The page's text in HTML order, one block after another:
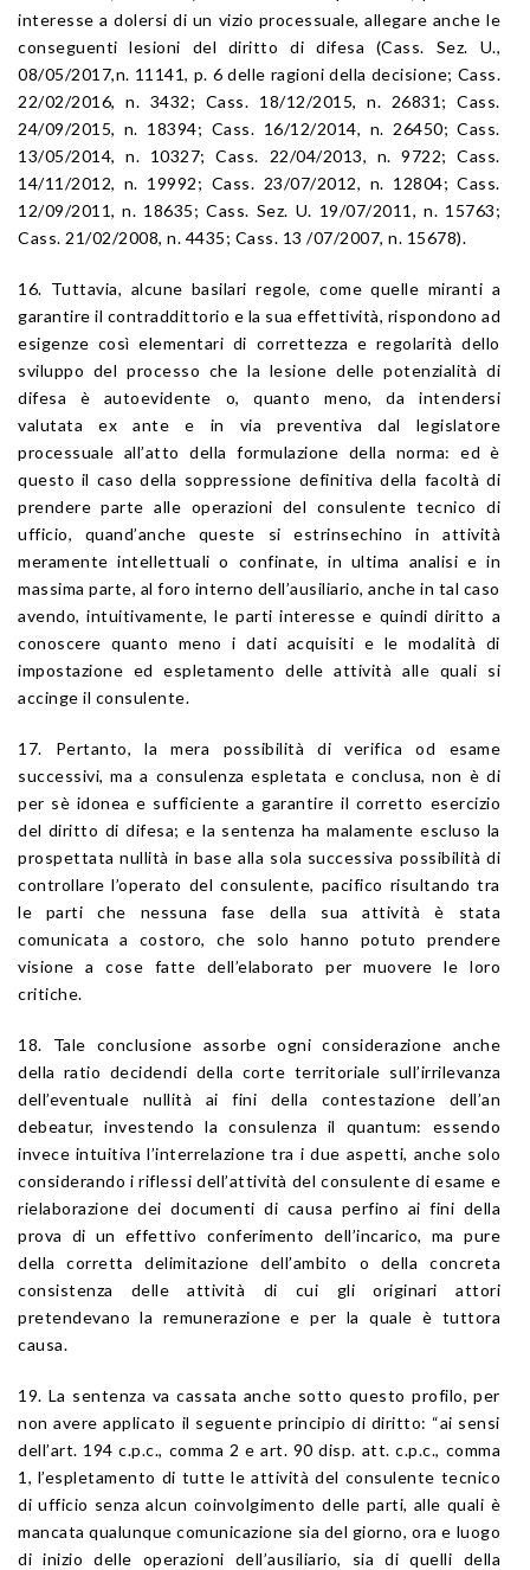
interesse a dolersi di un vizio processuale, allegare anche le
conseguenti lesioni del diritto di difesa (Cass. Sez. U.,
08/05/2017,n. 11141, p. 6 delle ragioni della decisione; Cass.
22/02/2016, n. 3432; Cass. 18/12/2015, n. 26831; Cass.
24/09/2015, n. 18394; Cass. 16/12/2014, n. 26450; Cass.
13/05/2014, n. 10327; Cass. 22/04/2013, n. 9722; Cass.
14/11/2012, n. 19992; Cass. 23/07/2012, n. 12804; Cass.
12/09/2011, n. 18635; Cass. Sez. U. 19/07/2011, n. 15763;
Cass. 21/02/2008, n. 4435; Cass. 13 /07/2007, n. 15678).
16. Tuttavia, alcune basilari regole, come quelle miranti a
garantire il contraddittorio e la sua effettività, rispondono ad
esigenze così elementari di correttezza e regolarità dello
sviluppo del processo che la lesione delle potenzialità di
difesa è autoevidente o, quanto meno, da intendersi
valutata ex ante e in via preventiva dal legislatore
processuale all’atto della formulazione della norma: ed è
questo il caso della soppressione definitiva della facoltà di
prendere parte alle operazioni del consulente tecnico di
ufficio, quand’anche queste si estrinsechino in attività
meramente intellettuali o confinate, in ultima analisi e in
massima parte, al foro interno dell’ausiliario, anche in tal caso
avendo, intuitivamente, le parti interesse e quindi diritto a
conoscere quanto meno i dati acquisiti e le modalità di
impostazione ed espletamento delle attività alle quali si
accinge il consulente.
17. Pertanto, la mera possibilità di verifica od esame
successivi, ma a consulenza espletata e conclusa, non è di
per sè idonea e sufficiente a garantire il corretto esercizio
del diritto di difesa; e la sentenza ha malamente escluso la
prospettata nullità in base alla sola successiva possibilità di
controllare l’operato del consulente, pacifico risultando tra
le parti che nessuna fase della sua attività è stata
comunicata a costoro, che solo hanno potuto prendere
visione a cose fatte dell’elaborato per muovere le loro
critiche.
18. Tale conclusione assorbe ogni considerazione anche
della ratio decidendi della corte territoriale sull’irrilevanza
dell’eventuale nullità ai fini della contestazione dell’an
debeatur, investendo la consulenza il quantum: essendo
invece intuitiva l’interrelazione tra i due aspetti, anche solo
considerando i riflessi dell’attività del consulente di esame e
rielaborazione dei documenti di causa perfino ai fini della
prova di un effettivo conferimento dell’incarico, ma pure
della corretta delimitazione dell’ambito o della concreta
consistenza delle attività di cui gli originari attori
pretendevano la remunerazione e per la quale è tuttora
causa.
19. La sentenza va cassata anche sotto questo profilo, per
non avere applicato il seguente principio di diritto: “ai sensi
dell’art. 194 c.p.c., comma 2 e art. 90 disp. att. c.p.c., comma
1, l’espletamento di tutte le attività del consulente tecnico
di ufficio senza alcun coinvolgimento delle parti, alle quali è
mancata qualunque comunicazione sia del giorno, ora e luogo
di inizio delle operazioni dell’ausiliario, sia di quelli della